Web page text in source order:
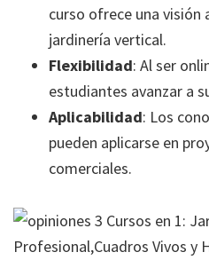
curso ofrece una visión
jardinería vertical.
Flexibilidad: Al ser
estudiantes avanzar a
Aplicabilidad: Los
pueden aplicarse en
comerciales.